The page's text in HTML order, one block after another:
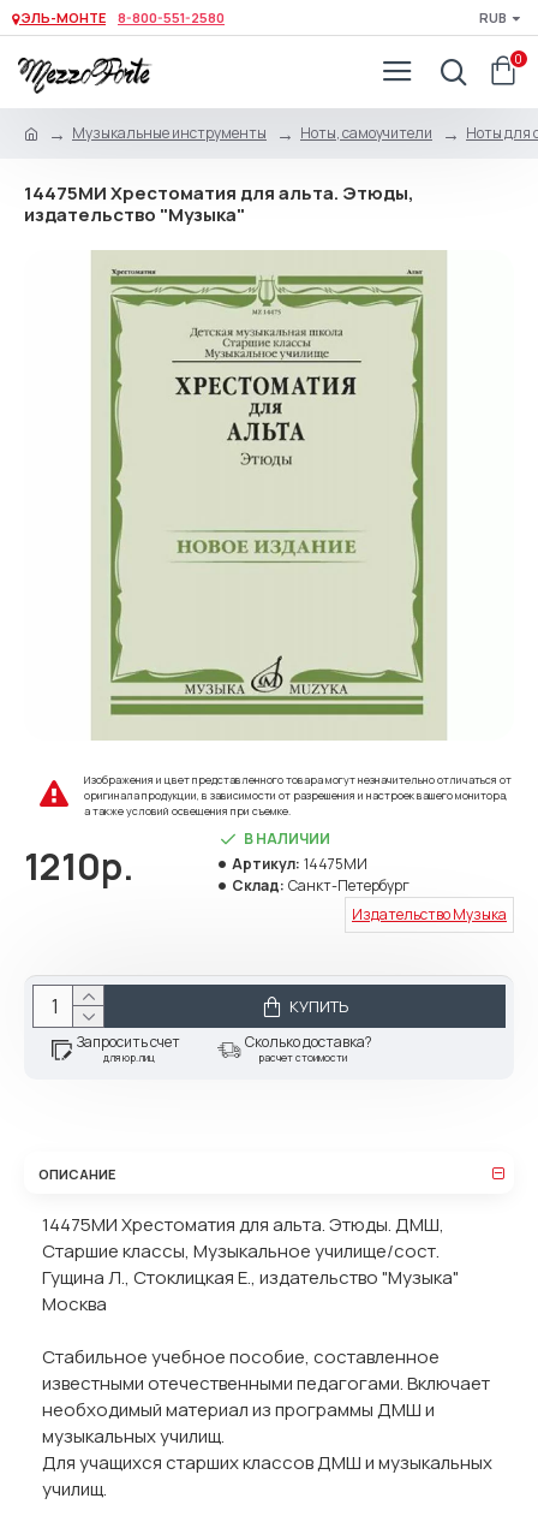
ЭЛЬ-МОНТЕ 8-800-551-2580 RUB
0
Музыкальные инструменты Ноты, самоучители Ноты для
14475МИ Хрестоматия для альта. Этюды,
издательство "Музыка"
Изображения и цвет представленного товара могут незначительно отличаться от
оригинала продукции, в зависимости от разрешения и настроек вашего монитора,
а также условий освещения при съемке.
1210р.
В НАЛИЧИИ
Артикул: 14475МИ
Склад: Санкт-Петербург
Издательство Музыка
КУПИТЬ
Запросить счет
для юр.лиц
Сколько доставка?
расчет стоимости
ОПИСАНИЕ
14475МИ Хрестоматия для альта. Этюды. ДМШ,
Старшие классы, Музыкальное училище/сост.
Гущина Л., Стоклицкая Е., издательство "Музыка"
Москва
Стабильное учебное пособие, составленное
известными отечественными педагогами. Включает
необходимый материал из программы ДМШ и
музыкальных училищ.
Для учащихся старших классов ДМШ и музыкальных
училищ.